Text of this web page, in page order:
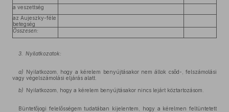
a veszettség
az Aujeszky-féle
betegség
Összesen:
3. Nyilatkozatok:
a) Nyilatkozom, hogy a kérelem benyújtásakor nem állok csőd-, felszámolási
vagy végelszámolási eljárás alatt.
b) Nyilatkozom, hogy a kérelem benyújtásakor nincs lejárt köztartozásom.
Büntetőjogi felelősségem tudatában kijelentem, hogy a kérelmen feltüntetett